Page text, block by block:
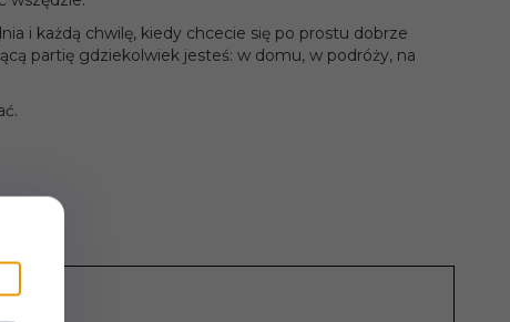
i każdą chwilę, kiedy chcecie się po prostu dobrze
partię gdziekolwiek jesteś: w domu, w podróży, na